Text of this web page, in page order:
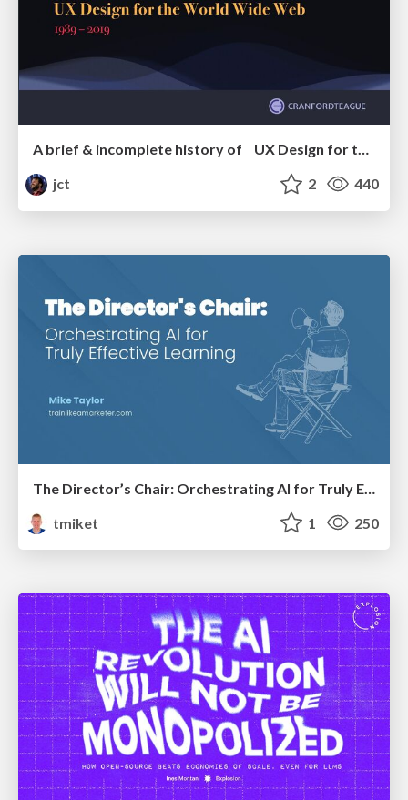
A brief & incomplete history of UX Design for the World Wide Web: 1989–2019
jct
2 440
tmiket
1 250